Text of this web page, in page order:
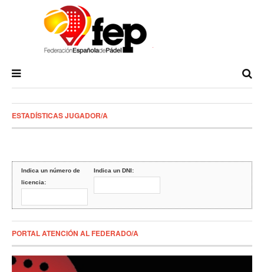
ESTADÍSTICAS JUGADOR/A
Indica un número de
licencia:
Indica un DNI:
PORTAL ATENCIÓN AL FEDERADO/A